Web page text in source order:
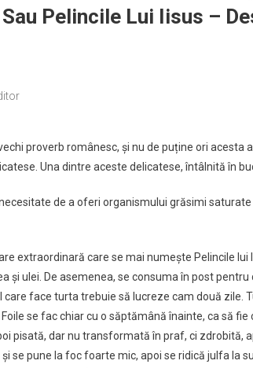
Pelincile Lui Iisus –
proverb românesc, și nu de puține ori
Una dintre aceste delicatese, întâlnită în
de a oferi organismului grăsimi
extraordinară care se mai numește Pelincile
și ulei. De asemenea, se consuma în post
face turta trebuie să lucreze cam două zile.
se fac chiar cu o săptămână înainte, ca să
pisată, dar nu transformată în praf, ci zdrobită,
se pune la foc foarte mic, apoi se ridică julfa la